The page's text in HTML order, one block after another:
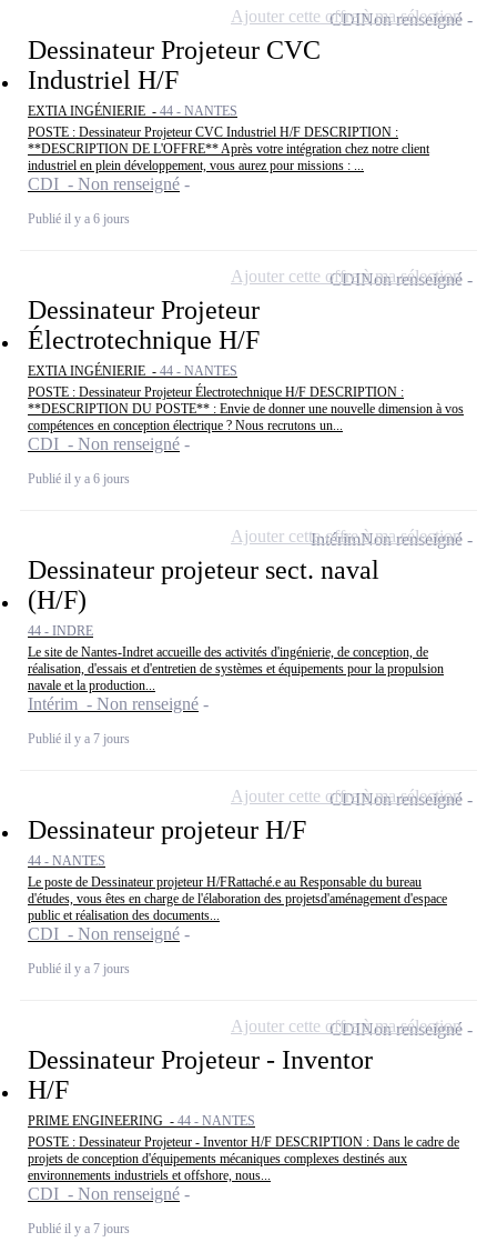
Dessinateur Projeteur CVC
Industriel H/F
EXTIA INGÉNIERIE - 44 - NANTES
POSTE : Dessinateur Projeteur CVC Industriel H/F DESCRIPTION :
**DESCRIPTION DE L'OFFRE** Après votre intégration chez notre client
industriel en plein développement, vous aurez pour missions : ...
CDI - Non renseigné
Publié il y a 6 jours
CDINon renseigné
Ajouter cette offre à ma sélection
Dessinateur Projeteur
Électrotechnique H/F
EXTIA INGÉNIERIE - 44 - NANTES
POSTE : Dessinateur Projeteur Électrotechnique H/F DESCRIPTION :
**DESCRIPTION DU POSTE** : Envie de donner une nouvelle dimension à vos
compétences en conception électrique ? Nous recrutons un...
CDI - Non renseigné
Publié il y a 6 jours
CDINon renseigné
Ajouter cette offre à ma sélection
Dessinateur projeteur sect. naval
(H/F)
44 - INDRE
Le site de Nantes-Indret accueille des activités d'ingénierie, de conception, de
réalisation, d'essais et d'entretien de systèmes et équipements pour la propulsion
navale et la production...
Intérim - Non renseigné
Publié il y a 7 jours
IntérimNon renseigné
Ajouter cette offre à ma sélection
Dessinateur projeteur H/F
44 - NANTES
Le poste de Dessinateur projeteur H/FRattaché.e au Responsable du bureau
d'études, vous êtes en charge de l'élaboration des projetsd'aménagement d'espace
public et réalisation des documents...
CDI - Non renseigné
Publié il y a 7 jours
CDINon renseigné
Ajouter cette offre à ma sélection
Dessinateur Projeteur - Inventor
H/F
PRIME ENGINEERING - 44 - NANTES
POSTE : Dessinateur Projeteur - Inventor H/F DESCRIPTION : Dans le cadre de
projets de conception d'équipements mécaniques complexes destinés aux
environnements industriels et offshore, nous...
CDI - Non renseigné
Publié il y a 7 jours
CDINon renseigné
Ajouter cette offre à ma sélection